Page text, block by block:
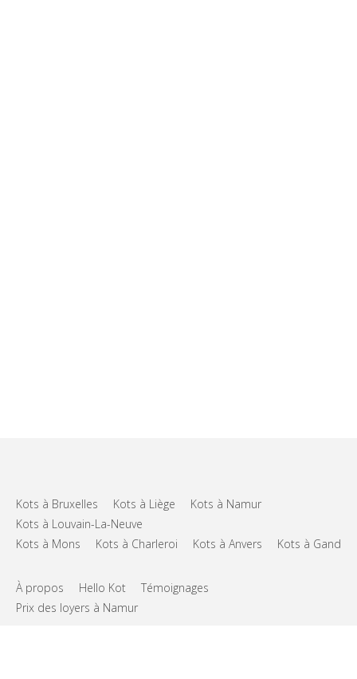
Kots à Bruxelles Kots à Liège
Kots à Namur
Kots à Louvain-La-Neuve
Kots à Mons
Kots à Charleroi Kots à Anvers Kots à Gand
À propos Hello Kot
Témoignages
Prix des loyers à Namur